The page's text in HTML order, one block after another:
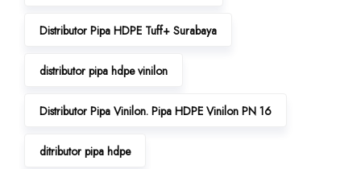
Distributor Pipa HDPE Tuff+ Surabaya
distributor pipa hdpe vinilon
Distributor Pipa Vinilon. Pipa HDPE Vinilon PN 16
ditributor pipa hdpe